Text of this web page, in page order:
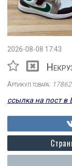
2026-08-08 17:43
Артикул товара:
ссылка на пост в